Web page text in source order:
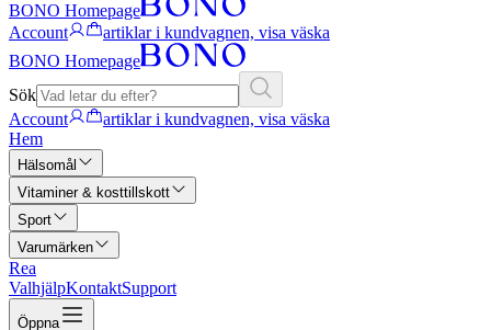
BONO Homepage
Account
artiklar i kundvagnen, visa väska
BONO Homepage
Sök
Account
artiklar i kundvagnen, visa väska
Hem
Hälsomål
Vitaminer & kosttillskott
Sport
Varumärken
Rea
ValhjälpKontaktSupport
Öppna